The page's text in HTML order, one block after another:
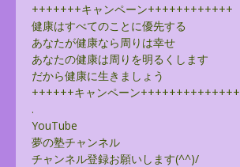
+++++++キャンペーン++++++++++++
健康はすべてのことに優先する
あなたが健康なら周りは幸せ
あなたの健康は周りを明るくします
だから健康に生きましょう
++++++キャンペーン++++++++++++++
.
YouTube
夢の塾チャンネル
チャンネル登録お願いします(^^)/